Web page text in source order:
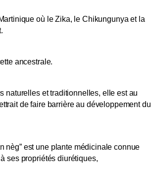
où le Zika, le Chikungunya et la
ancestrale.
naturelles et traditionnelles, elle est au
de faire barrière au développement du
nèg” est une plante médicinale connue
ses propriétés diurétiques,